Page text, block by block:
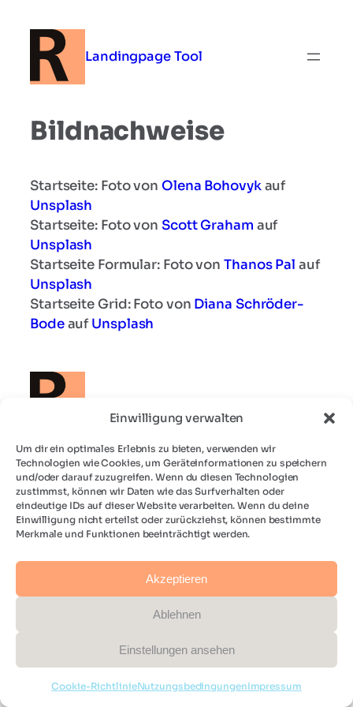
Einwilligung verwalten
Um dir ein optimales Erlebnis zu bieten, verwenden wir
Technologien wie Cookies, um Geräteinformationen zu speichern
und/oder darauf zuzugreifen. Wenn du diesen Technologien
zustimmst, können wir Daten wie das Surfverhalten oder
eindeutige IDs auf dieser Website verarbeiten. Wenn du deine
Einwilligung nicht erteilst oder zurückziehst, können bestimmte
Merkmale und Funktionen beeinträchtigt werden.
Akzeptieren
Ablehnen
Einstellungen ansehen
Cookie-RichtlinieNutzungsbedingungenImpressum
Inhalt
springen
Landingpage Tool
Bildnachweise
Startseite: Foto von Olena Bohovykauf
Unsplash
Startseite: Foto von Scott Graham auf
Unsplash
Startseite Formular: Foto von Thanos Pal auf
Unsplash
Startseite Grid: Foto von Diana Schröder-
BodeaufUnsplash
Landingpage Tool
Schneller UX und SEO optimierte
Landingpages
Impressum
Nutzungbedingungen